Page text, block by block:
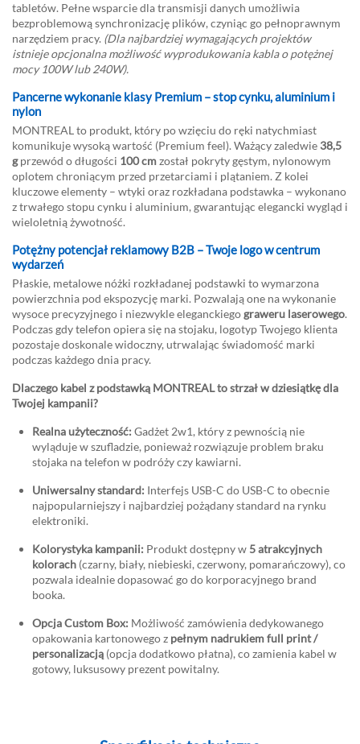
tabletów. Pełne wsparcie dla transmisji danych umożliwia
bezproblemową synchronizację plików, czyniąc go pełnoprawnym
narzędziem pracy. (Dla najbardziej wymagających projektów
istnieje opcjonalna możliwość wyprodukowania kabla o potężnej
mocy 100W lub 240W).
Pancerne wykonanie klasy Premium – stop cynku, aluminium i
nylon
MONTREAL to produkt, który po wzięciu do ręki natychmiast
komunikuje wysoką wartość (Premium feel). Ważący zaledwie 38,5
gprzewód o długości 100 cmzostał pokryty gęstym, nylonowym
oplotem chroniącym przed przetarciami i plątaniem. Z kolei
kluczowe elementy – wtyki oraz rozkładana podstawka – wykonano
z trwałego stopu cynku i aluminium, gwarantując elegancki wygląd i
wieloletnią żywotność.
Potężny potencjał reklamowy B2B – Twoje logo w centrum
wydarzeń
Płaskie, metalowe nóżki rozkładanej podstawki to wymarzona
powierzchnia pod ekspozycję marki. Pozwalają one na wykonanie
wysoce precyzyjnego i niezwykle eleganckiegograweru laserowego.
Podczas gdy telefon opiera się na stojaku, logotyp Twojego klienta
pozostaje doskonale widoczny, utrwalając świadomość marki
podczas każdego dnia pracy.
Dlaczego kabel z podstawką MONTREAL to strzał w dziesiątkę dla
Twojej kampanii?
Realna użyteczność: Gadżet 2w1, który z pewnością nie
wyląduje w szufladzie, ponieważ rozwiązuje problem braku
stojaka na telefon w podróży czy kawiarni.
Uniwersalny standard: Interfejs USB-C do USB-C to obecnie
najpopularniejszy i najbardziej pożądany standard na rynku
elektroniki.
Kolorystyka kampanii: Produkt dostępny w 5 atrakcyjnych
kolorach (czarny, biały, niebieski, czerwony, pomarańczowy), co
pozwala idealnie dopasować go do korporacyjnego brand
booka.
Opcja Custom Box: Możliwość zamówienia dedykowanego
opakowania kartonowego z pełnym nadrukiem full print /
personalizacją (opcja dodatkowo płatna), co zamienia kabel w
gotowy, luksusowy prezent powitalny.